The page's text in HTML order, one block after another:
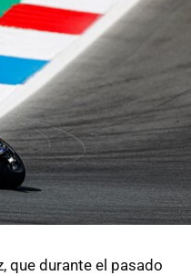
que durante el pasado